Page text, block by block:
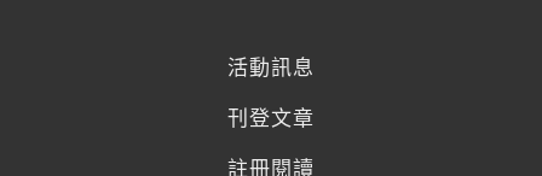
活動訊息
刊登文章
註冊閱讀